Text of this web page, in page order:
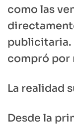
como las
publicitaria.
compró por
La realidad
Desde la